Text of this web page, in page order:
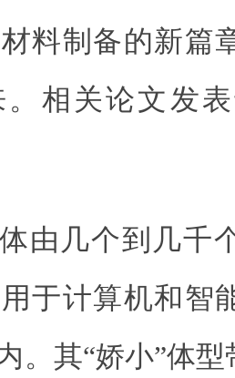
料制备的新篇
相关论文发
由几个到几千
于计算机和智
。其“娇小”体